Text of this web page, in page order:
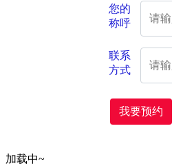
您的
称呼
联系
方式
我要预约
加载中~